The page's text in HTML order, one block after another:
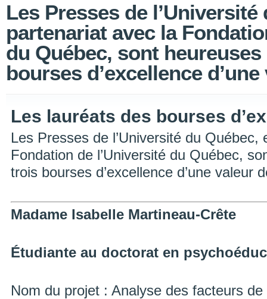
Les Presses de l’Université
partenariat avec la
du Québec, sont
bourses d’excellence
Les lauréats des bourses
Les Presses de l’Université du Québec,
Fondation de l’Université du Québec,
trois bourses d’excellence d’une valeur
Madame Isabelle Martineau-Crête
Étudiante au doctorat en
Nom du projet : Analyse des facteurs